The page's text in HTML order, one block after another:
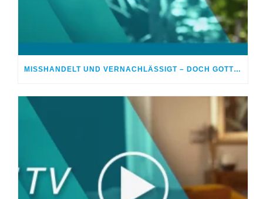
MISSHANDELT UND VERNACHLÄSSIGT – DOCH GOTT HEILTE MEINE WUNDEN